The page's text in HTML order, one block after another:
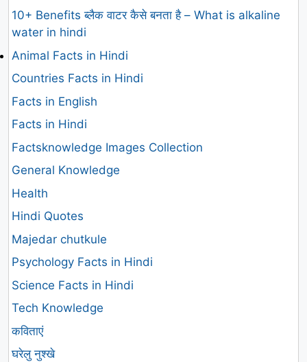
10+ Benefits ब्लैक वाटर कैसे बनता है – What is alkaline
water in hindi
Animal Facts in Hindi
Countries Facts in Hindi
Facts in English
Facts in Hindi
Factsknowledge Images Collection
General Knowledge
Health
Hindi Quotes
Majedar chutkule
Psychology Facts in Hindi
Science Facts in Hindi
Tech Knowledge
कविताएं
घरेलु नुश्खे